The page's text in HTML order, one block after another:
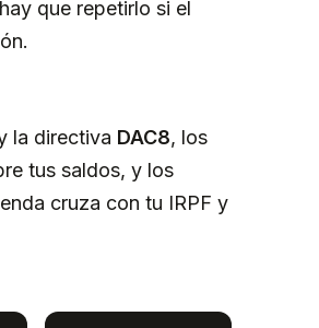
que repetirlo si el
la directiva DAC8, los
tus saldos, y los
cruza con tu IRPF y